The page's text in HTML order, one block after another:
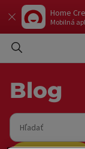
Home
Mobilná
Blog
Hľadať